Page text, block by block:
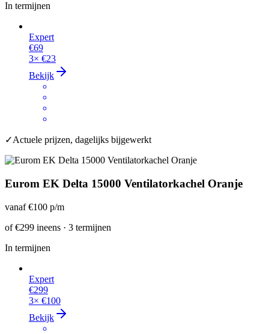
In termijnen
Expert
€69
3× €23
Bekijk
✓Actuele prijzen, dagelijks bijgewerkt
Eurom EK Delta 15000 Ventilatorkachel Oranje
vanaf€100 p/m
of€299 ineens · 3 termijnen
In termijnen
Expert
€299
3× €100
Bekijk